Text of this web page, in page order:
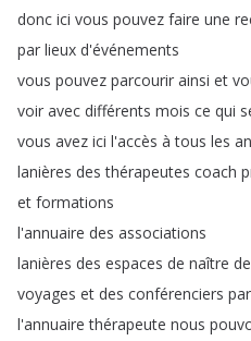
donc ici vous pouvez faire une
par lieux d'événements
vous pouvez parcourir ainsi et
voir avec différents mois ce qui
vous avez ici l'accès à tous les
lanières des thérapeutes coach
et formations
l'annuaire des associations
lanières des espaces de naître
voyages et des conférenciers par
l'annuaire thérapeute nous